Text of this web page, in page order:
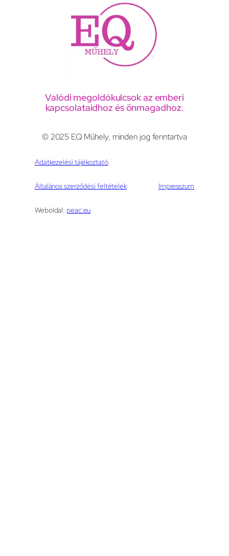
Valódi megoldókulcsok az emberi
kapcsolataidhoz és önmagadhoz.
© 2025 EQ Műhely, minden jog fenntartva
Adatkezelési tájékoztató
Általános szerződési feltételek Impresszum
Weboldal: peac.eu